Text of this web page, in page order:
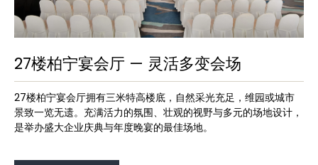
27楼柏宁宴会厅 — 灵活多变会场
27楼柏宁宴会厅拥有三米特高楼底，自然采光充足，维园或城市
景致一览无遗。充满活力的氛围、壮观的视野与多元的场地设计，
是举办盛大企业庆典与年度晚宴的最佳场地。